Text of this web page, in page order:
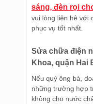
sáng, đèn rọi
vui lòng liên hệ với
phục vụ tốt nhất.
Sửa chữa điện
Khoa, quận Hai
Nếu quý ông bà,
những trường hợp
không cho nước